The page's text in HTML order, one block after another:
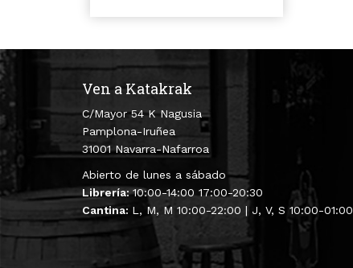
Ven a Katakrak
C/Mayor 54 K Nagusia
Pamplona-Iruñea
31001 Navarra-Nafarroa
Abierto de lunes a sábado
Librería:10:00-14:00 17:00-20:30
Cantina: L, M, M 10:00-22:00 | J, V, S 10:00-01:00